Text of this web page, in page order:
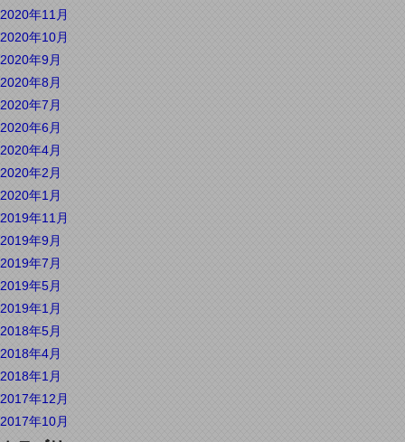
2020年11月
2020年10月
2020年9月
2020年8月
2020年7月
2020年6月
2020年4月
2020年2月
2020年1月
2019年11月
2019年9月
2019年7月
2019年5月
2019年1月
2018年5月
2018年4月
2018年1月
2017年12月
2017年10月